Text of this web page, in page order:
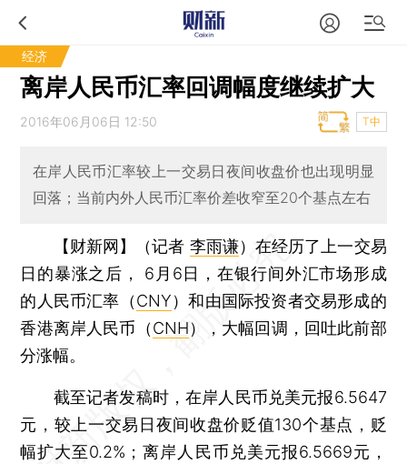
经济
离岸人民币汇率回调幅度继续扩大
2016年06月06日 12:50 T中
在岸人民币汇率较上一交易日夜间收盘价也出现明显
回落；当前内外人民币汇率价差收窄至20个基点左右
【财新网】（记者 李雨谦） 在经历了上一交易
日的暴涨之后， 6月6日，在银行间外汇市场形成
的人民币汇率（CNY）和由国际投资者交易形成的
香港离岸人民币（CNH），大幅回调，回吐此前部
分涨幅。
截至记者发稿时，在岸人民币兑美元报6.5647
元，较上一交易日夜间收盘价贬值130个基点，贬
幅扩大至0.2%；离岸人民币兑美元报6.5669元，